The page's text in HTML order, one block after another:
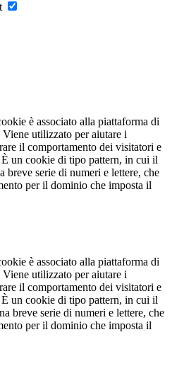
è associato alla piattaforma di
utilizzato per aiutare i
il comportamento dei visitatori e
un cookie di tipo pattern, in cui il
breve serie di numeri e lettere, che
per il dominio che imposta il
è associato alla piattaforma di
utilizzato per aiutare i
il comportamento dei visitatori e
un cookie di tipo pattern, in cui il
breve serie di numeri e lettere, che
per il dominio che imposta il